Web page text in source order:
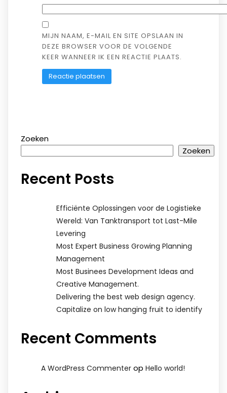
MIJN NAAM, E-MAIL EN SITE OPSLAAN IN
DEZE BROWSER VOOR DE VOLGENDE
KEER WANNEER IK EEN REACTIE PLAATS.
Zoeken
Zoeken
Recent Posts
Efficiënte Oplossingen voor de Logistieke
Wereld: Van Tanktransport tot Last-Mile
Levering
Most Expert Business Growing Planning
Management
Most Businees Development Ideas and
Creative Management.
Delivering the best web design agency.
Capitalize on low hanging fruit to identify
Recent Comments
A WordPress Commenter op Hello world!